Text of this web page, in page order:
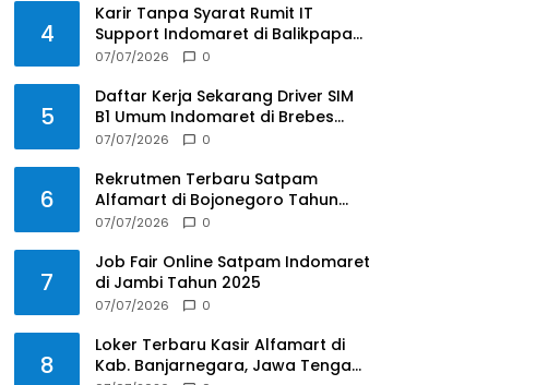
4
Karir Tanpa Syarat Rumit IT
Support Indomaret di Balikpapan
Tahun 2025
07/07/2026 0
5
Daftar Kerja Sekarang Driver SIM
B1 Umum Indomaret di Brebes
Tahun 2025
07/07/2026 0
6
Rekrutmen Terbaru Satpam
Alfamart di Bojonegoro Tahun
2025
07/07/2026 0
7
Job Fair Online Satpam Indomaret
di Jambi Tahun 2025
07/07/2026 0
8
Loker Terbaru Kasir Alfamart di
Kab. Banjarnegara, Jawa Tengah